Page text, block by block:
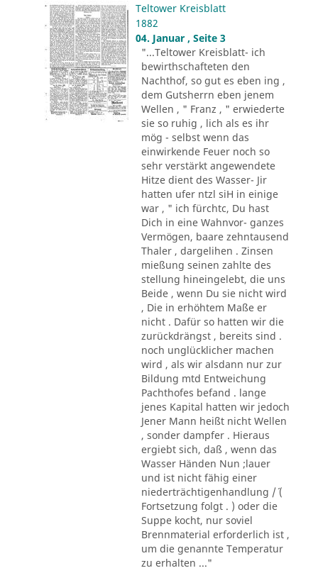
Teltower Kreisblatt
1882
04. Januar , Seite 3
"...Teltower Kreisblatt- ich
bewirthschafteten den
Nachthof, so gut es eben ing ,
dem Gutsherrn eben jenem
Wellen , " Franz , " erwiederte
sie so ruhig , lich als es ihr
mög - selbst wenn das
einwirkende Feuer noch so
sehr verstärkt angewendete
Hitze dient des Wasser- Jir
hatten ufer ntzl siH in einige
war , " ich fürchtc, Du hast
Dich in eine Wahnvor- ganzes
Vermögen, baare zehntausend
Thaler , dargelihen . Zinsen
mießung seinen zahlte des
stellung hineingelebt, die uns
Beide , wenn Du sie nicht wird
, Die in erhöhtem Maße er
nicht . Dafür so hatten wir die
zurückdrängst , bereits sind .
noch unglücklicher machen
wird , als wir alsdann nur zur
Bildung mtd Entweichung
Pachthofes befand . lange
jenes Kapital hatten wir jedoch
Jener Mann heißt nicht Wellen
, sonder dampfer . Hieraus
ergiebt sich, daß , wenn das
Wasser Händen Nun ;lauer
und ist nicht fähig einer
niederträchtigenhandlung /´ (
Fortsetzung folgt . ) oder die
Suppe kocht, nur soviel
Brennmaterial erforderlich ist ,
um die genannte Temperatur
zu erhalten ..."